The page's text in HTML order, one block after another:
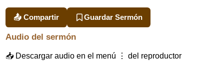
📤 Compartir Guardar Sermón
Audio del sermón
📥 Descargar audio en el menú ⋮ del reproductor